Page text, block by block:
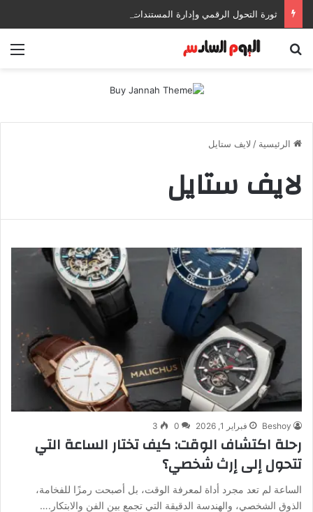
بحث عن
الرئيسية / لايف ستايل
لايف ستايل
Beshoy فبراير 1, 2026 0
3
رحلة اكتشاف الوقت: كيف تختار الساعة التي
تتحول إلى إرث شخصي؟
الساعة لم تعد مجرد أداة لمعرفة الوقت، بل أصبحت رمزًا للفخامة،
الذوق الشخصي، والهندسة الدقيقة التي تجمع بين الفن والابتكار.…